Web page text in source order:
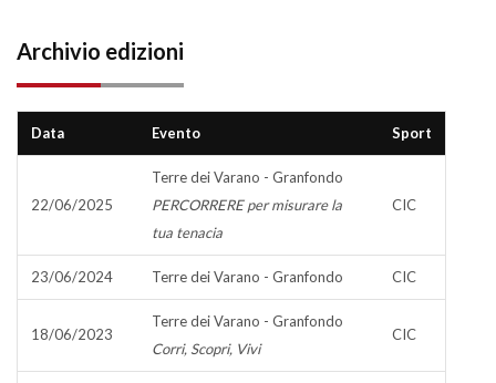
Archivio edizioni
Data Evento Sport
22/06/2025
Terre dei Varano - Granfondo
PERCORRERE per misurare la
tua tenacia
CIC
23/06/2024 Terre dei Varano - Granfondo CIC
18/06/2023
Terre dei Varano - Granfondo
Corri, Scopri, Vivi
CIC